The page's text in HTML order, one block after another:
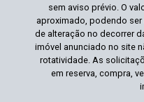
sem aviso prévio. O
aproximado, podendo ser
de alteração no decorrer
imóvel anunciado no site
rotatividade. As
em reserva, compra,